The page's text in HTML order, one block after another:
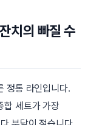
치의 빠질 수
정통 라인입니다.
합 세트가 가장